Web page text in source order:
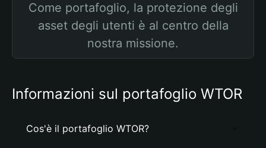
Come portafoglio, la protezione degli
asset degli utenti è al centro della
nostra missione.
Informazioni sul portafoglio WTOR
Cos'è il portafoglio WTOR?